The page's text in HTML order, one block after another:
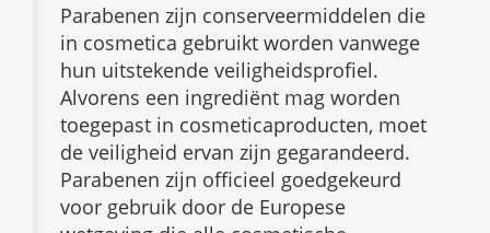
Parabenen zijn conserveermiddelen die
in cosmetica gebruikt worden vanwege
hun uitstekende veiligheidsprofiel.
Alvorens een ingrediënt mag worden
toegepast in cosmeticaproducten, moet
de veiligheid ervan zijn gegarandeerd.
Parabenen zijn officieel goedgekeurd
voor gebruik door de Europese